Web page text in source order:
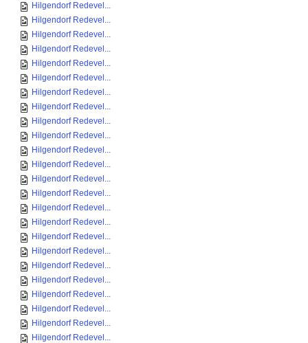
Hilgendorf Redevel...
Hilgendorf Redevel...
Hilgendorf Redevel...
Hilgendorf Redevel...
Hilgendorf Redevel...
Hilgendorf Redevel...
Hilgendorf Redevel...
Hilgendorf Redevel...
Hilgendorf Redevel...
Hilgendorf Redevel...
Hilgendorf Redevel...
Hilgendorf Redevel...
Hilgendorf Redevel...
Hilgendorf Redevel...
Hilgendorf Redevel...
Hilgendorf Redevel...
Hilgendorf Redevel...
Hilgendorf Redevel...
Hilgendorf Redevel...
Hilgendorf Redevel...
Hilgendorf Redevel...
Hilgendorf Redevel...
Hilgendorf Redevel...
Hilgendorf Redevel...